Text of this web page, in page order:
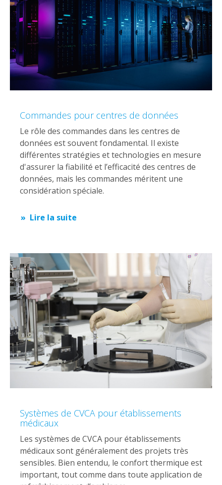
Commandes pour centres de données
Le rôle des commandes dans les centres de
données est souvent fondamental. Il existe
différentes stratégies et technologies en mesure
d'assurer la fiabilité et l’efficacité des centres de
données, mais les commandes méritent une
considération spéciale.
Lire la suite
Systèmes de CVCA pour établissements
médicaux
Les systèmes de CVCA pour établissements
médicaux sont généralement des projets très
sensibles. Bien entendu, le confort thermique est
important, tout comme dans toute application de